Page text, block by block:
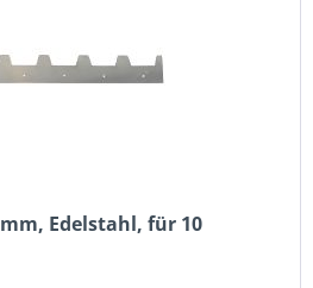
Edelstahl, für 10